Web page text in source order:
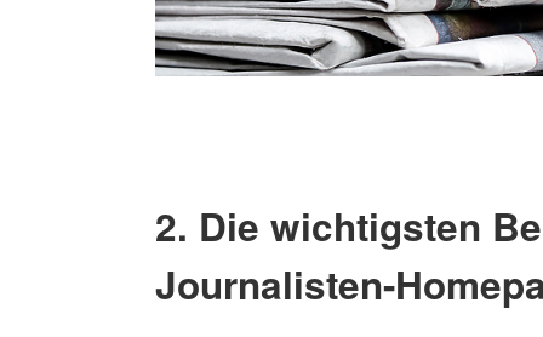
2. Die wichtigsten
Journalisten-